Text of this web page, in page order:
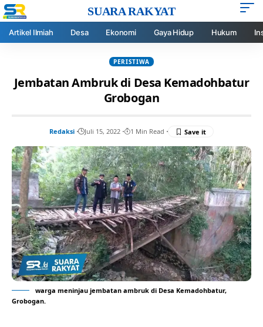
SUARA RAKYAT
Artikel Ilmiah Desa Ekonomi Gaya Hidup Hukum
PERISTIWA
Jembatan Ambruk di Desa Kemadohbatur
Grobogan
Redaksi Juli 15, 2022 1 Min Read
warga meninjau jembatan ambruk di Desa Kemadohbatur,
Grobogan.